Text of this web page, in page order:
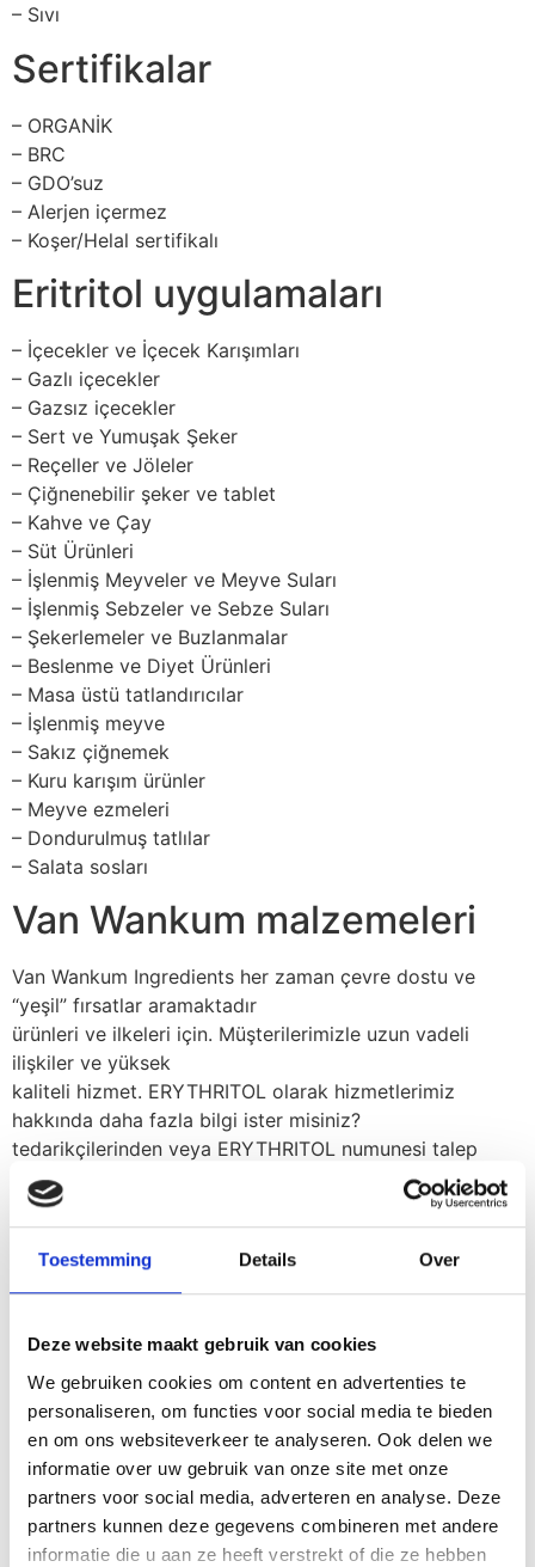
Toestemming Details Over
Deze website maakt gebruik van cookies
We gebruiken cookies om content en advertenties te
personaliseren, om functies voor social media te bieden
en om ons websiteverkeer te analyseren. Ook delen we
informatie over uw gebruik van onze site met onze
partners voor social media, adverteren en analyse. Deze
partners kunnen deze gegevens combineren met andere
informatie die u aan ze heeft verstrekt of die ze hebben
– Sıvı
Sertifikalar
– ORGANİK
– BRC
– GDO’suz
– Alerjen içermez
– Koşer/Helal sertifikalı
Eritritol uygulamaları
– İçecekler ve İçecek Karışımları
– Gazlı içecekler
– Gazsız içecekler
– Sert ve Yumuşak Şeker
– Reçeller ve Jöleler
– Çiğnenebilir şeker ve tablet
– Kahve ve Çay
– Süt Ürünleri
– İşlenmiş Meyveler ve Meyve Suları
– İşlenmiş Sebzeler ve Sebze Suları
– Şekerlemeler ve Buzlanmalar
– Beslenme ve Diyet Ürünleri
– Masa üstü tatlandırıcılar
– İşlenmiş meyve
– Sakız çiğnemek
– Kuru karışım ürünler
– Meyve ezmeleri
– Dondurulmuş tatlılar
– Salata sosları
Van Wankum malzemeleri
Van Wankum Ingredients her zaman çevre dostu ve
“yeşil” fırsatlar aramaktadır
ürünleri ve ilkeleri için. Müşterilerimizle uzun vadeli
ilişkiler ve yüksek
kaliteli hizmet. ERYTHRITOL olarak hizmetlerimiz
hakkında daha fazla bilgi ister misiniz?
tedarikçilerinden veya ERYTHRITOL numunesi talep
etmek ister misiniz? Lütfen yapmayın
bizimle iletişime geçmekten çekinmeyin.